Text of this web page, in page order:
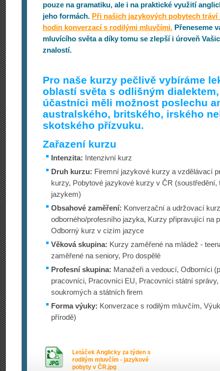
pouze na gramatiku, ale i na praktické využití
jeho formách. Při našich jazykových pobytech tráví
hodin konverzací s rodilými mluvčími. Přeneseme
mluvícího světa a díky tomu se zlepší i úroveň
znalostí.
Pro naše kurzy pečlivě vybíráme
oblastí světa s odlišným
účastníci měli možnost poslechu
australského, britského, irského
skotského přízvuku.
Zařazení kurzu
Intenzita: Intenzivní kurz
Druh kurzu: Firemní jazykové kurzy a vzdělávací
kurzy, Pobytové jazykové kurzy v ČR (soustředění,
jazykem)
Obsahové zaměření: Konverzační a udržovací
odborného/profesního jazyka, Kurzy připravující na
Odborný kurz v cizím jazyce
Věková skupina: Kurzy zaměřené na mládež -
zaměřené na seniory, Pro dospělé
Profesní skupina: Manažeři a vedoucí, Odborníci
pracovníci, Pracovníci EU, Pracovníci státní
soukromých a státních firem
Forma výuky: Konverzace s rodilým mluvčím,
přírodě)
Letáček Anglicky za týden s
rodilým mluvčím - jazykové
pobyty v ČR.jpg